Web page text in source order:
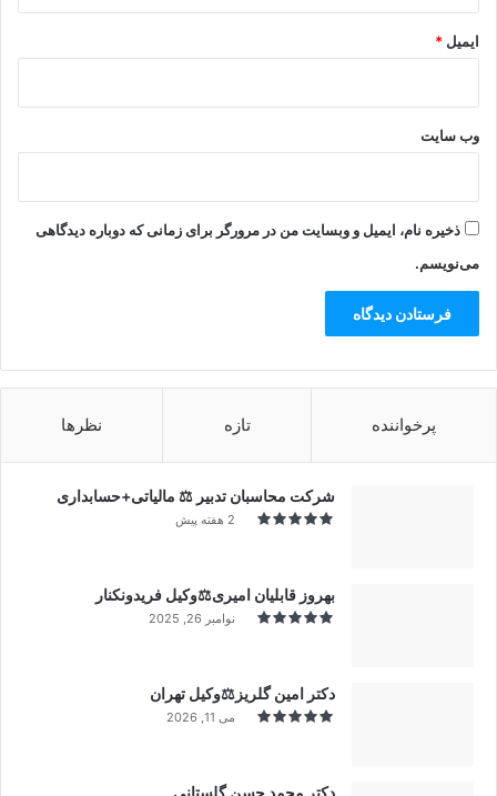
ایمیل *
وب‌ سایت
ذخیره نام، ایمیل و وبسایت من در مرورگر برای زمانی که دوباره دیدگاهی
می‌نویسم.
پرخواننده تازه نظرها
شرکت محاسبان تدبیر ⚖️ مالیاتی+حسابداری
2 هفته پیش
بهروز قابلیان امیری⚖️وکیل فریدونکنار
نوامبر 26, 2025
دکتر امین گلریز⚖️وکیل تهران
می 11, 2026